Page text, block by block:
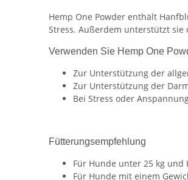
Hemp One Powder enthält
Stress. Außerdem unterstützt
Verwenden Sie Hemp One
Zur Unterstützung der
Zur Unterstützung der
Bei Stress oder
Fütterungsempfehlung
Für Hunde unter 25 kg und
Für Hunde mit einem